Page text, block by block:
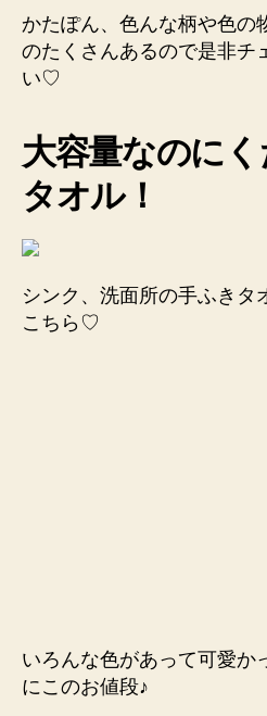
かたぽん、色んな柄や色の
のたくさんあるので是非チ
い♡
大容量なのに
タオル！
シンク、洗面所の手ふきタ
こちら♡
いろんな色があって可愛か
にこのお値段♪